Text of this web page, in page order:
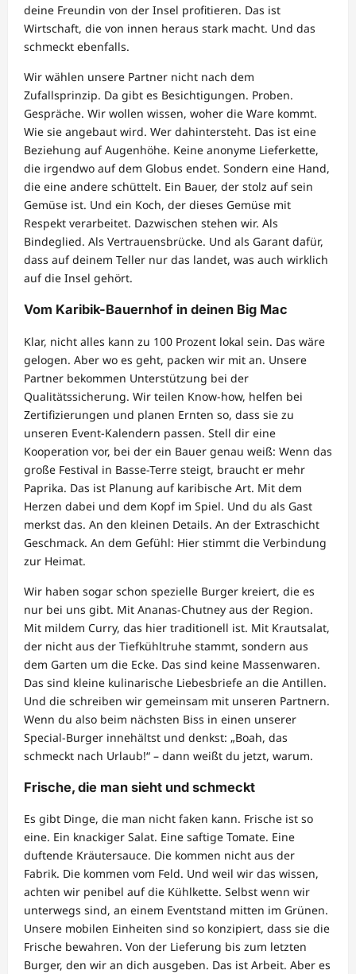
deine Freundin von der Insel profitieren. Das ist
Wirtschaft, die von innen heraus stark macht. Und das
schmeckt ebenfalls.
Wir wählen unsere Partner nicht nach dem
Zufallsprinzip. Da gibt es Besichtigungen. Proben.
Gespräche. Wir wollen wissen, woher die Ware kommt.
Wie sie angebaut wird. Wer dahintersteht. Das ist eine
Beziehung auf Augenhöhe. Keine anonyme Lieferkette,
die irgendwo auf dem Globus endet. Sondern eine Hand,
die eine andere schüttelt. Ein Bauer, der stolz auf sein
Gemüse ist. Und ein Koch, der dieses Gemüse mit
Respekt verarbeitet. Dazwischen stehen wir. Als
Bindeglied. Als Vertrauensbrücke. Und als Garant dafür,
dass auf deinem Teller nur das landet, was auch wirklich
auf die Insel gehört.
Vom Karibik-Bauernhof in deinen Big Mac
Klar, nicht alles kann zu 100 Prozent lokal sein. Das wäre
gelogen. Aber wo es geht, packen wir mit an. Unsere
Partner bekommen Unterstützung bei der
Qualitätssicherung. Wir teilen Know-how, helfen bei
Zertifizierungen und planen Ernten so, dass sie zu
unseren Event-Kalendern passen. Stell dir eine
Kooperation vor, bei der ein Bauer genau weiß: Wenn das
große Festival in Basse-Terre steigt, braucht er mehr
Paprika. Das ist Planung auf karibische Art. Mit dem
Herzen dabei und dem Kopf im Spiel. Und du als Gast
merkst das. An den kleinen Details. An der Extraschicht
Geschmack. An dem Gefühl: Hier stimmt die Verbindung
zur Heimat.
Wir haben sogar schon spezielle Burger kreiert, die es
nur bei uns gibt. Mit Ananas-Chutney aus der Region.
Mit mildem Curry, das hier traditionell ist. Mit Krautsalat,
der nicht aus der Tiefkühltruhe stammt, sondern aus
dem Garten um die Ecke. Das sind keine Massenwaren.
Das sind kleine kulinarische Liebesbriefe an die Antillen.
Und die schreiben wir gemeinsam mit unseren Partnern.
Wenn du also beim nächsten Biss in einen unserer
Special-Burger innehältst und denkst: „Boah, das
schmeckt nach Urlaub!“ – dann weißt du jetzt, warum.
Frische, die man sieht und schmeckt
Es gibt Dinge, die man nicht faken kann. Frische ist so
eine. Ein knackiger Salat. Eine saftige Tomate. Eine
duftende Kräutersauce. Die kommen nicht aus der
Fabrik. Die kommen vom Feld. Und weil wir das wissen,
achten wir penibel auf die Kühlkette. Selbst wenn wir
unterwegs sind, an einem Eventstand mitten im Grünen.
Unsere mobilen Einheiten sind so konzipiert, dass sie die
Frische bewahren. Von der Lieferung bis zum letzten
Burger, den wir an dich ausgeben. Das ist Arbeit. Aber es